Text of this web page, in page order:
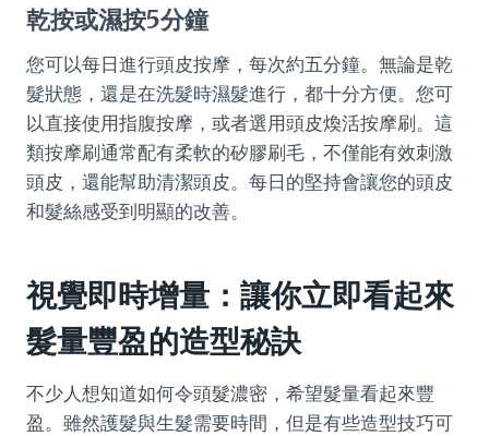
乾按或濕按5分鐘
您可以每日進行頭皮按摩，每次約五分鐘。無論是乾
髮狀態，還是在洗髮時濕髮進行，都十分方便。您可
以直接使用指腹按摩，或者選用頭皮煥活按摩刷。這
類按摩刷通常配有柔軟的矽膠刷毛，不僅能有效刺激
頭皮，還能幫助清潔頭皮。每日的堅持會讓您的頭皮
和髮絲感受到明顯的改善。
視覺即時增量：讓你立即看起來
髮量豐盈的造型秘訣
不少人想知道如何令頭髮濃密，希望髮量看起來豐
盈。雖然護髮與生髮需要時間，但是有些造型技巧可